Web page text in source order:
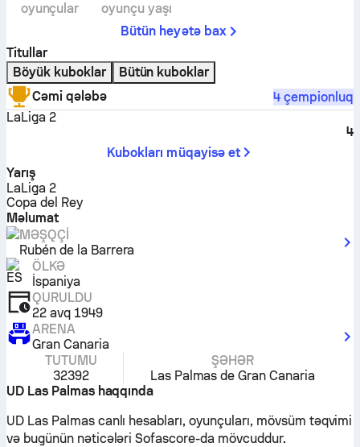
oyunçular
oyunçu yaşı
Bütün heyətə bax
Titullar
Böyük kuboklar
Bütün kuboklar
Cəmi qələbə
4 çempionluq
LaLiga 2
4
Kubokları müqayisə et
Yarış
LaLiga 2
Copa del Rey
Məlumat
MƏŞQÇI
Rubén de la Barrera
ÖLKƏ
İspaniya
QURULDU
22 avq 1949
ARENA
Gran Canaria
TUTUMU
32392
ŞƏHƏR
Las Palmas de Gran Canaria
UD Las Palmas haqqında
UD Las Palmas canlı hesabları, oyunçuları, mövsüm təqvimi
və bugünün nəticələri Sofascore-da mövcuddur.